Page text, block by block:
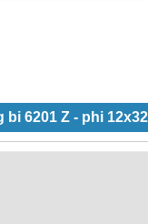
bi 6201 Z - phi